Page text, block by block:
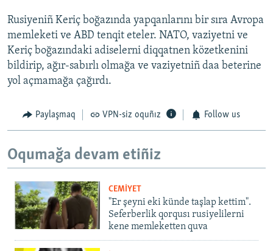
Rusiyeniñ Keriç boğazında yapqanlarını bir sıra Avropa
memleketi ve ABD tenqit eteler. NATO, vaziyetni ve
Keriç boğazındaki adiselerni diqqatnen közetkenini
bildirip, ağır-sabırlı olmağa ve vaziyetniñ daa beterine
yol açmamağa çağırdı.
Paylaşmaq VPN-siz oquñız Follow us
Oqumağa devam etiñiz
CEMİYET
"Er şeyni eki künde taşlap kettim".
Seferberlik qorqusı rusiyelilerni
kene memleketten quva